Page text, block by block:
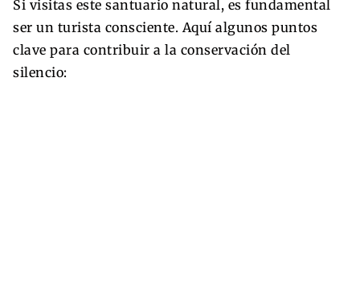
Si visitas este santuario natural, es fundamental
ser un turista consciente. Aquí algunos puntos
clave para contribuir a la conservación del
silencio: